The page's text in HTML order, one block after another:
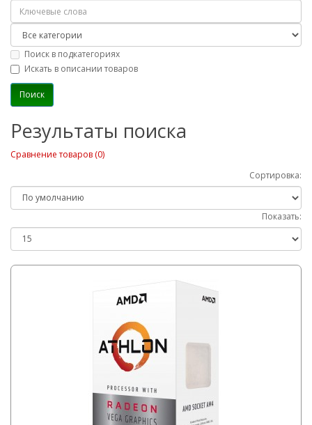
Поиск в подкатегориях
Искать в описании товаров
Результаты поиска
Сравнение товаров (0)
Сортировка:
Показать: